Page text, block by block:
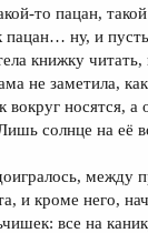
то пацан,
пацан… ну, и
книжку
не заметила,
носятся, а
солнце на её
между
и кроме него,
все на